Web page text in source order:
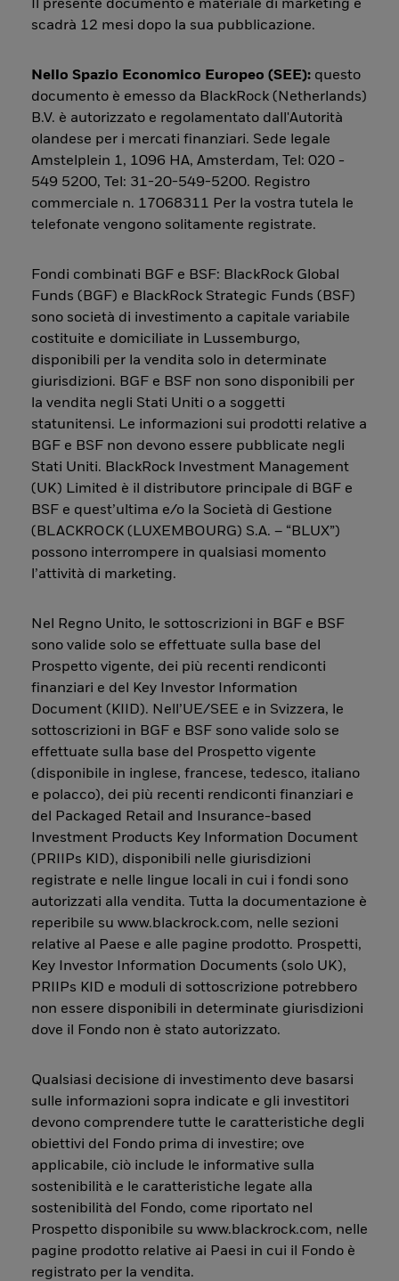
Il presente documento è materiale di marketing e
scadrà 12 mesi dopo la sua pubblicazione.
Nello Spazio Economico Europeo (SEE): questo
documento è emesso da BlackRock (Netherlands)
B.V. è autorizzato e regolamentato dall'Autorità
olandese per i mercati finanziari. Sede legale
Amstelplein 1, 1096 HA, Amsterdam, Tel: 020 -
549 5200, Tel: 31-20-549-5200. Registro
commerciale n. 17068311 Per la vostra tutela le
telefonate vengono solitamente registrate.
Fondi combinati BGF e BSF: BlackRock Global
Funds (BGF) e BlackRock Strategic Funds (BSF)
sono società di investimento a capitale variabile
costituite e domiciliate in Lussemburgo,
disponibili per la vendita solo in determinate
giurisdizioni. BGF e BSF non sono disponibili per
la vendita negli Stati Uniti o a soggetti
statunitensi. Le informazioni sui prodotti relative a
BGF e BSF non devono essere pubblicate negli
Stati Uniti. BlackRock Investment Management
(UK) Limited è il distributore principale di BGF e
BSF e quest’ultima e/o la Società di Gestione
(BLACKROCK (LUXEMBOURG) S.A. – “BLUX”)
possono interrompere in qualsiasi momento
l’attività di marketing.
Nel Regno Unito, le sottoscrizioni in BGF e BSF
sono valide solo se effettuate sulla base del
Prospetto vigente, dei più recenti rendiconti
finanziari e del Key Investor Information
Document (KIID). Nell’UE/SEE e in Svizzera, le
sottoscrizioni in BGF e BSF sono valide solo se
effettuate sulla base del Prospetto vigente
(disponibile in inglese, francese, tedesco, italiano
e polacco), dei più recenti rendiconti finanziari e
del Packaged Retail and Insurance-based
Investment Products Key Information Document
(PRIIPs KID), disponibili nelle giurisdizioni
registrate e nelle lingue locali in cui i fondi sono
autorizzati alla vendita. Tutta la documentazione è
reperibile su www.blackrock.com, nelle sezioni
relative al Paese e alle pagine prodotto. Prospetti,
Key Investor Information Documents (solo UK),
PRIIPs KID e moduli di sottoscrizione potrebbero
non essere disponibili in determinate giurisdizioni
dove il Fondo non è stato autorizzato.
Qualsiasi decisione di investimento deve basarsi
sulle informazioni sopra indicate e gli investitori
devono comprendere tutte le caratteristiche degli
obiettivi del Fondo prima di investire; ove
applicabile, ciò include le informative sulla
sostenibilità e le caratteristiche legate alla
sostenibilità del Fondo, come riportato nel
Prospetto disponibile su www.blackrock.com, nelle
pagine prodotto relative ai Paesi in cui il Fondo è
registrato per la vendita.